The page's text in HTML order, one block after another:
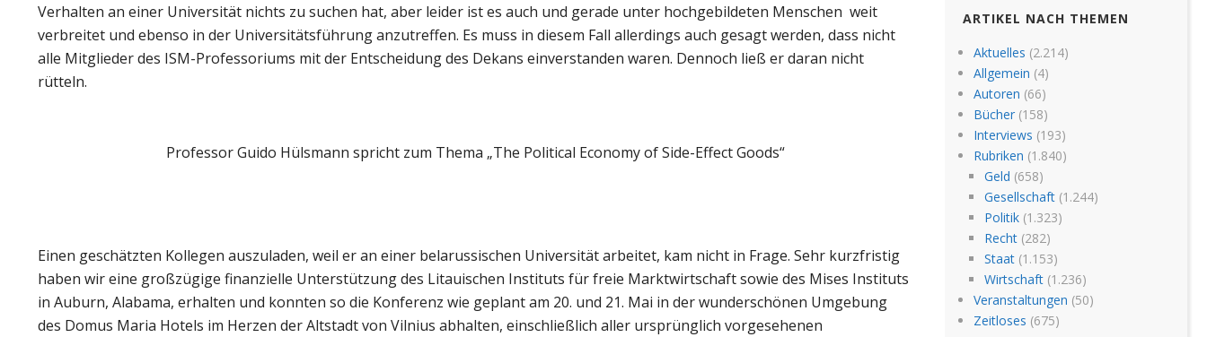
Verhalten an einer Universität nichts zu suchen hat, aber leider ist es auch und gerade unter hochgebildeten Menschen weit
verbreitet und ebenso in der Universitätsführung anzutreffen. Es muss in diesem Fall allerdings auch gesagt werden, dass nicht
alle Mitglieder des ISM-Professoriums mit der Entscheidung des Dekans einverstanden waren. Dennoch ließ er daran nicht
rütteln.
Professor Guido Hülsmann spricht zum Thema „The Political Economy of Side-Effect Goods“
Einen geschätzten Kollegen auszuladen, weil er an einer belarussischen Universität arbeitet, kam nicht in Frage. Sehr kurzfristig
haben wir eine großzügige finanzielle Unterstützung des Litauischen Instituts für freie Marktwirtschaft sowie des Mises Instituts
in Auburn, Alabama, erhalten und konnten so die Konferenz wie geplant am 20. und 21. Mai in der wunderschönen Umgebung
des Domus Maria Hotels im Herzen der Altstadt von Vilnius abhalten, einschließlich aller ursprünglich vorgesehenen
ARTIKEL NACH THEMEN
Aktuelles (2.214)
Allgemein (4)
Autoren (66)
Bücher(158)
Interviews (193)
Rubriken (1.840)
Geld (658)
Gesellschaft(1.244)
Politik(1.323)
Recht(282)
Staat(1.153)
Wirtschaft(1.236)
Veranstaltungen (50)
Zeitloses (675)